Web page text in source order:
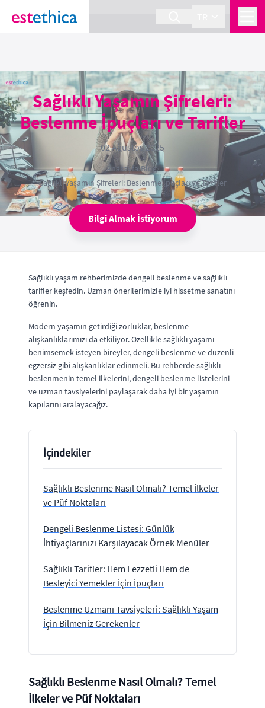
section Service {
Sağlıklı Yaşamın Şifreleri:
Beslenme İpuçları ve Tarifler
02 Ağustos 2025
Anasayfa›Blog›
Sağlıklı Yaşamın Şifreleri: Beslenme İpuçları ve Tarifler
Bilgi Almak İstiyorum
Sağlıklı yaşam rehberimizde dengeli beslenme ve sağlıklı
tarifler keşfedin. Uzman önerilerimizle iyi hissetme sanatını
öğrenin.
Modern yaşamın getirdiği zorluklar, beslenme
alışkanlıklarımızı da etkiliyor. Özellikle sağlıklı yaşamı
benimsemek isteyen bireyler, dengeli beslenme ve düzenli
egzersiz gibi alışkanlıklar edinmeli. Bu rehberde sağlıklı
beslenmenin temel ilkelerini, dengeli beslenme listelerini
ve uzman tavsiyelerini paylaşarak daha iyi bir yaşamın
kapılarını aralayacağız.
İçindekiler
Sağlıklı Beslenme Nasıl Olmalı? Temel İlkeler
ve Püf Noktaları
Dengeli Beslenme Listesi: Günlük
İhtiyaçlarınızı Karşılayacak Örnek Menüler
Sağlıklı Tarifler: Hem Lezzetli Hem de
Besleyici Yemekler İçin İpuçları
Beslenme Uzmanı Tavsiyeleri: Sağlıklı Yaşam
İçin Bilmeniz Gerekenler
Sağlıklı Beslenme Nasıl Olmalı? Temel
İlkeler ve Püf Noktaları